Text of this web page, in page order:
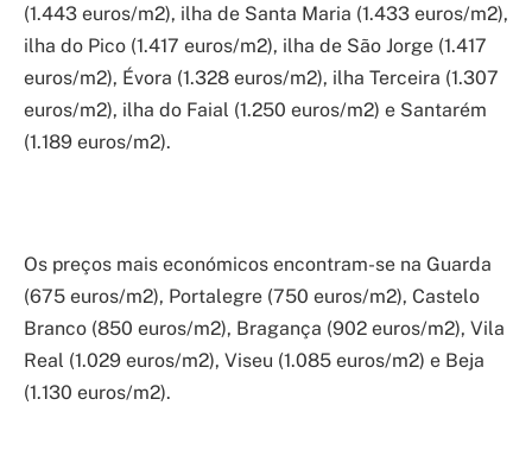
(1.443 euros/m2), ilha de Santa Maria (1.433 euros/m2),
ilha do Pico (1.417 euros/m2), ilha de São Jorge (1.417
euros/m2), Évora (1.328 euros/m2), ilha Terceira (1.307
euros/m2), ilha do Faial (1.250 euros/m2) e Santarém
(1.189 euros/m2).
Os preços mais económicos encontram-se na Guarda
(675 euros/m2), Portalegre (750 euros/m2), Castelo
Branco (850 euros/m2), Bragança (902 euros/m2), Vila
Real (1.029 euros/m2), Viseu (1.085 euros/m2) e Beja
(1.130 euros/m2).